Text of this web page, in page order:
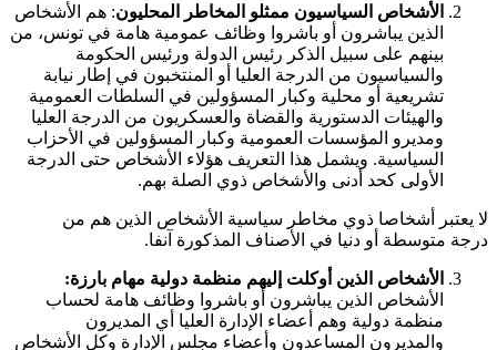
الأشخاص السياسيون ممثلو المخاطر المحليون: هم الأشخاص
الذين يباشرون أو باشروا وظائف عمومية هامة في تونس، من
بينهم على سبيل الذكر رئيس الدولة ورئيس الحكومة
والسياسيون من الدرجة العليا أو المنتخبون في إطار نيابة
تشريعية أو محلية وكبار المسؤولين في السلطات العمومية
والهيئات الدستورية والقضاة والعسكريون من الدرجة العليا
ومديرو المؤسسات العمومية وكبار المسؤولين في الأحزاب
السياسية. ويشمل هذا التعريف هؤلاء الأشخاص حتى الدرجة
الأولى كحد أدنى والأشخاص ذوي الصلة بهم.
لا يعتبر أشخاصا ذوي مخاطر سياسية الأشخاص الذين هم من
درجة متوسطة أو دنيا في الأصناف المذكورة آنفا.
الأشخاص الذين أوكلت إليهم منظمة دولية مهام بارزة:
الأشخاص الذين يباشرون أو باشروا وظائف هامة لحساب
منظمة دولية وهم أعضاء الإدارة العليا أي المديرون
والمديرون المساعدون وأعضاء مجلس الإدارة وكل الأشخاص